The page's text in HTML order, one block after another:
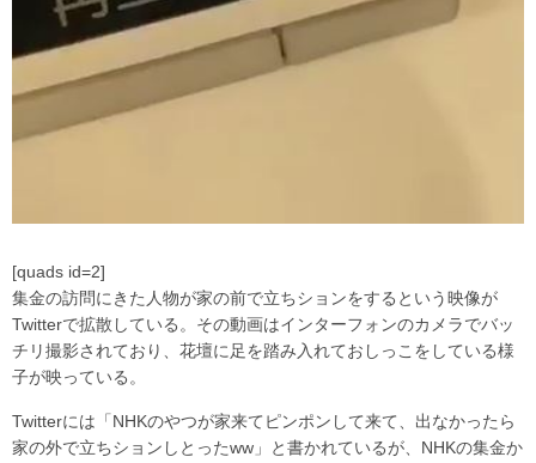
[quads id=2]
集金の訪問にきた人物が家の前で立ちションをするという映像が
Twitterで拡散している。その動画はインターフォンのカメラでバッ
チリ撮影されており、花壇に足を踏み入れておしっこをしている様
子が映っている。
Twitterには「NHKのやつが家来てピンポンして来て、出なかったら
家の外で立ちションしとったww」と書かれているが、NHKの集金か